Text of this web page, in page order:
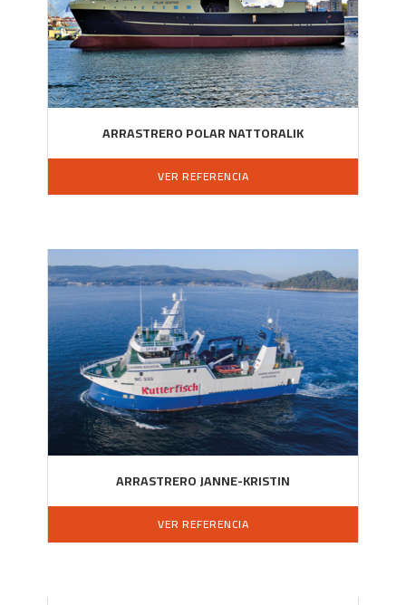
ARRASTRERO POLAR NATTORALIK
VER REFERENCIA
ARRASTRERO JANNE-KRISTIN
VER REFERENCIA